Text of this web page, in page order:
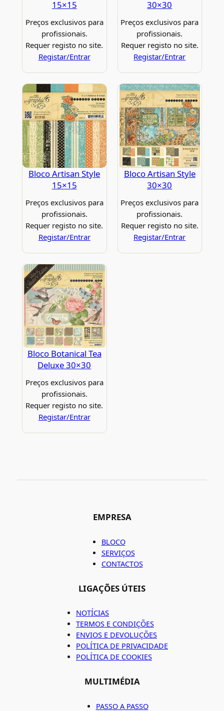
15×15
Preços exclusivos para
profissionais.
Requer registo no site.
Registar/Entrar
30×30
Preços exclusivos para
profissionais.
Requer registo no site.
Registar/Entrar
Bloco Artisan Style
15×15
Preços exclusivos para
profissionais.
Requer registo no site.
Registar/Entrar
Bloco Artisan Style
30×30
Preços exclusivos para
profissionais.
Requer registo no site.
Registar/Entrar
Bloco Botanical Tea
Deluxe 30×30
Preços exclusivos para
profissionais.
Requer registo no site.
Registar/Entrar
EMPRESA
BLOCO
SERVIÇOS
CONTACTOS
LIGAÇÕES ÚTEIS
NOTÍCIAS
TERMOS E CONDIÇÕES
ENVIOS E DEVOLUÇÕES
POLÍTICA DE PRIVACIDADE
POLÍTICA DE COOKIES
MULTIMÉDIA
PASSO A PASSO